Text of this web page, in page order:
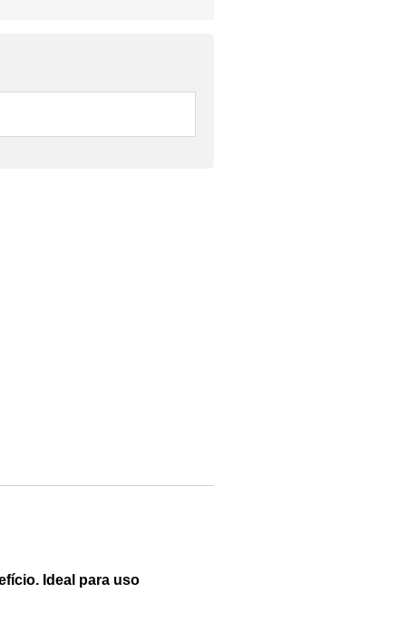
Ideal para uso